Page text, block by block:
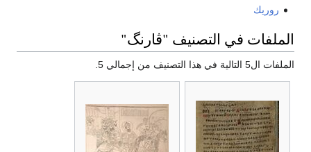
روريك
الملفات في التصنيف "ڤارنگ"
الملفات ال5 التالية في هذا التصنيف من إجمالي 5.